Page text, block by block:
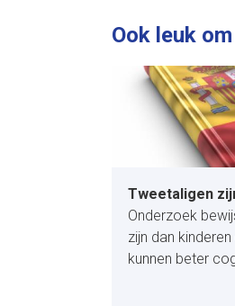
Ook leuk
Tweetaligen
Onderzoek
zijn dan
kunnen beter